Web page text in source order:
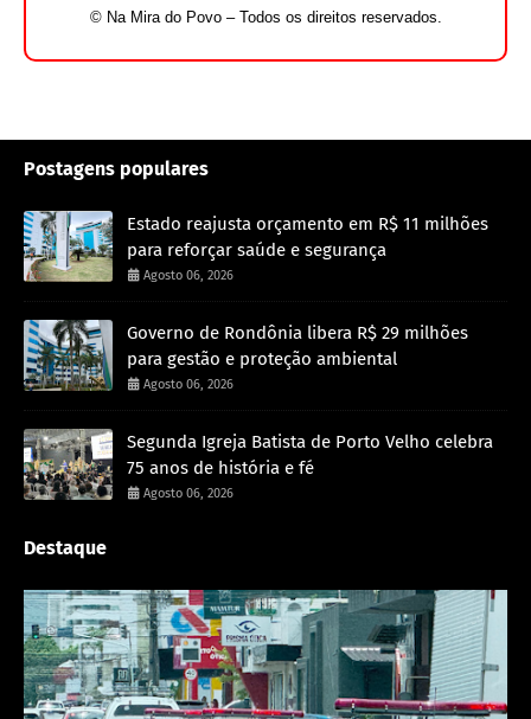
© Na Mira do Povo – Todos os direitos reservados.
Postagens populares
Estado reajusta orçamento em R$ 11 milhões
para reforçar saúde e segurança
Agosto 06, 2026
Governo de Rondônia libera R$ 29 milhões
para gestão e proteção ambiental
Agosto 06, 2026
Segunda Igreja Batista de Porto Velho celebra
75 anos de história e fé
Agosto 06, 2026
Destaque